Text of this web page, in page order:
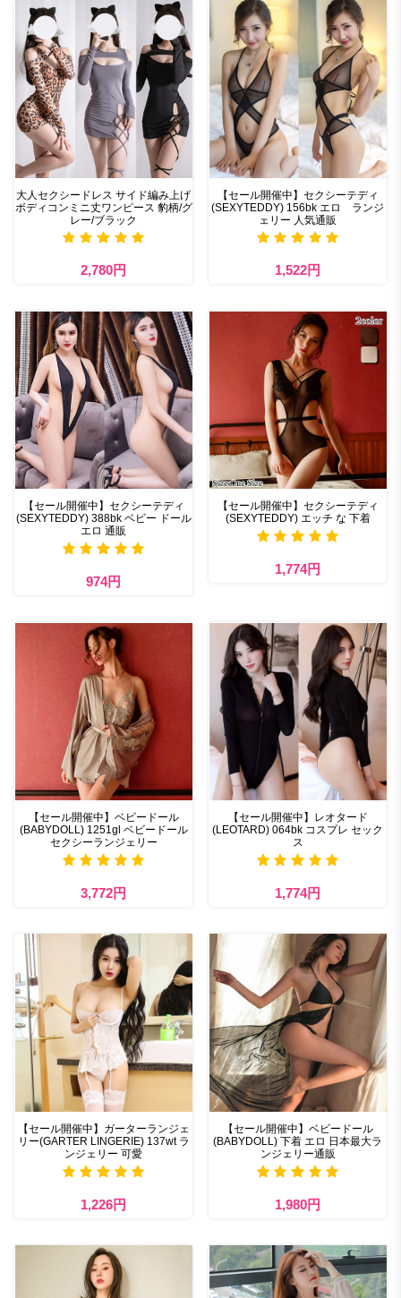
大人セクシードレス サイド編み上げ
ボディコンミニ丈ワンピース 豹柄/グ
レー/ブラック
2,780円
【セール開催中】セクシーテディ
(SEXYTEDDY) 156bk エロ ランジ
ェリー 人気通販
1,522円
【セール開催中】セクシーテディ
(SEXYTEDDY) 388bk ベビー ドール
エロ 通販
974円
【セール開催中】セクシーテディ
(SEXYTEDDY) エッチ な 下着
1,774円
【セール開催中】ベビードール
(BABYDOLL) 1251gl ベビードール
セクシーランジェリー
3,772円
【セール開催中】レオタード
(LEOTARD) 064bk コスプレ セック
ス
1,774円
【セール開催中】ガーターランジェ
リー(GARTER LINGERIE) 137wt ラ
ンジェリー 可愛
1,226円
【セール開催中】ベビードール
(BABYDOLL) 下着 エロ 日本最大ラ
ンジェリー通販
1,980円